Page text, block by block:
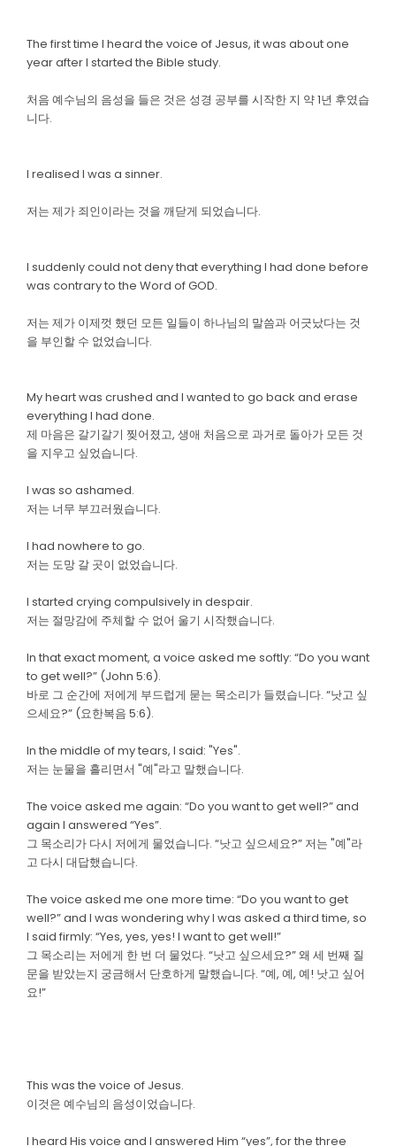
The first time I heard the voice of Jesus, it was about one
year after I started the Bible study.
처음 예수님의 음성을 들은 것은 성경 공부를 시작한 지 약 1년 후였습
니다.
I realised I was a sinner.
저는 제가 죄인이라는 것을 깨닫게 되었습니다.
I suddenly could not deny that everything I had done before
was contrary to the Word of GOD.
저는 제가 이제껏 했던 모든 일들이 하나님의 말씀과 어긋났다는 것
을 부인할 수 없었습니다.
My heart was crushed and I wanted to go back and erase
everything I had done.
제 마음은 갈기갈기 찢어졌고, 생애 처음으로 과거로 돌아가 모든 것
을 지우고 싶었습니다.
I was so ashamed.
저는 너무 부끄러웠습니다.
I had nowhere to go.
저는 도망 갈 곳이 없었습니다.
I started crying compulsively in despair.
저는 절망감에 주체할 수 없어 울기 시작했습니다.
In that exact moment, a voice asked me softly: “Do you want
to get well?” (John 5:6).
바로 그 순간에 저에게 부드럽게 묻는 목소리가 들렸습니다. “낫고 싶
으세요?” (요한복음 5:6).
In the middle of my tears, I said: "Yes".
저는 눈물을 흘리면서 "예"라고 말했습니다.
The voice asked me again: “Do you want to get well?” and
again I answered “Yes”.
그 목소리가 다시 저에게 물었습니다. “낫고 싶으세요?” 저는 "예"라
고 다시 대답했습니다.
The voice asked me one more time: “Do you want to get
well?” and I was wondering why I was asked a third time, so
I said firmly: “Yes, yes, yes! I want to get well!”
그 목소리는 저에게 한 번 더 물었다. “낫고 싶으세요?” 왜 세 번째 질
문을 받았는지 궁금해서 단호하게 말했습니다. “예, 예, 예! 낫고 싶어
요!”
This was the voice of Jesus.
이것은 예수님의 음성이었습니다.
I heard His voice and I answered Him “yes”, for the three